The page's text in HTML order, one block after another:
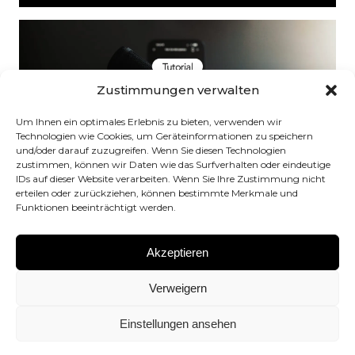
Zustimmungen verwalten
Um Ihnen ein optimales Erlebnis zu bieten, verwenden wir
Technologien wie Cookies, um Geräteinformationen zu speichern
und/oder darauf zuzugreifen. Wenn Sie diesen Technologien
zustimmen, können wir Daten wie das Surfverhalten oder eindeutige
IDs auf dieser Website verarbeiten. Wenn Sie Ihre Zustimmung nicht
erteilen oder zurückziehen, können bestimmte Merkmale und
Funktionen beeinträchtigt werden.
Akzeptieren
Verweigern
Einstellungen ansehen
Play Mute Settings
PIP Enter
Play
00:00
Mute Settings
PIP
Play
Play